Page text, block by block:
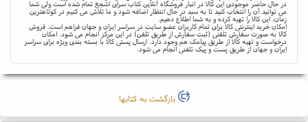
در حال حاضر موجودی این کالا در انبار فروشگاه آنلاین کتاب سرای اشجع تمام شده است ولی شما
می توانید آن را انتخاب کنید تا به سبد در حال انتظار اضافه شود و ما تلاش می کنیم در کوتاهترین
زمان، این کالا را تهیه کرده و به شما اطلاع دهیم.
امکان خرید اینترنتی کالا برای تمام کاربران عضو سایت در سراسر ایران و جهان فراهم است. فروش
کالا به صورت سفارش تلفنی (ثبت سفارش از طریق تلفن) در این مرکز انجام می شود. امکان
درخواست و تهیه کالا از طریق پیامک هم وجود دارد. ارسال پستی کالا با بسته بندی ویژه برای سراسر
ایران و جهان از طریق پست و پیک تلفنی انجام می شود.
بازگشت به کتابها